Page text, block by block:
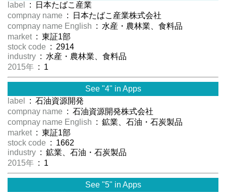
label
: 日本たばこ産業
compnay name : 日本たばこ産業株式会社
compnay name English : 水産・農林業、食料品
market : 東証1部
stock code : 2914
industry : 水産・農林業、食料品
2015年 : 1
See "4" in Apps
label
: 石油資源開発
compnay name : 石油資源開発株式会社
compnay name English : 鉱業、石油・石炭製品
market : 東証1部
stock code : 1662
industry : 鉱業、石油・石炭製品
2015年 : 1
See "5" in Apps